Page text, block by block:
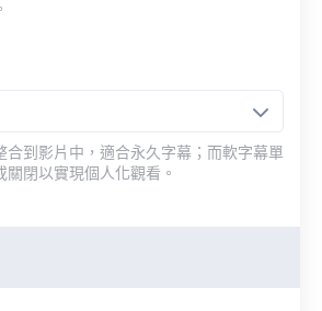
合到影片中，適合永久字幕；而軟字幕單
閉以實現個人化觀看。